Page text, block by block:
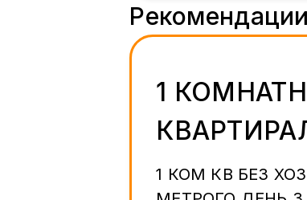
Рекомендации
1
БЕРИЛЕТ
1 КОМ КВ БЕЗ